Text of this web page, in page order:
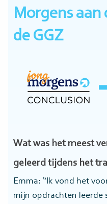
Morgens aan
de GGZ
Wat was het meest
geleerd tijdens het
Emma: “Ik vond het
mijn opdrachten leerde